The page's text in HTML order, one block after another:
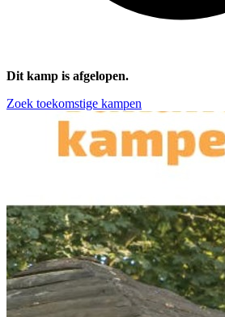
Dit kamp is afgelopen.
Zoek toekomstige kampen